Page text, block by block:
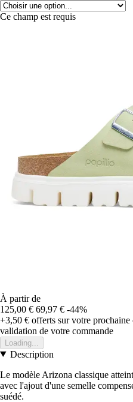
Ce champ est requis
À partir de
125,00 € 69,97 € -44%
+3,50 € offerts sur votre prochaine
validation de votre commande
Loading...
Description
Le modèle Arizona classique
avec l'ajout d'une semelle
suédé.